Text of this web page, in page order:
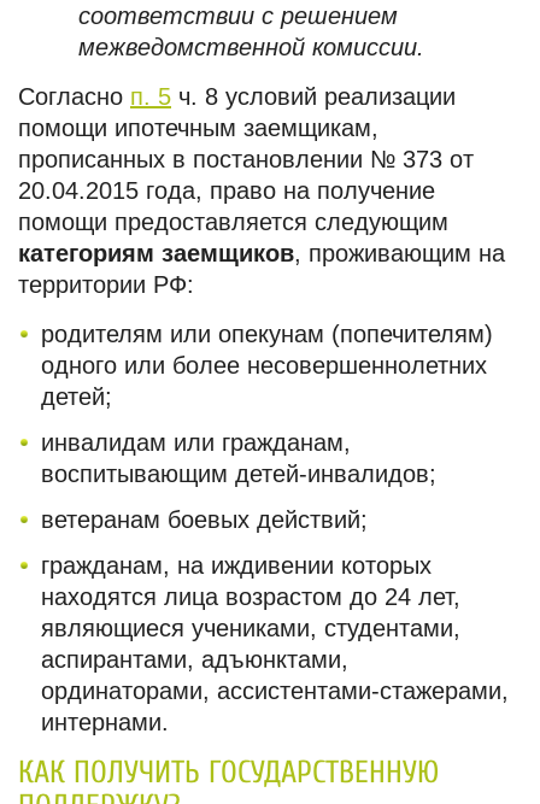
соответствии с решением
межведомственной комиссии.
Согласно п. 5 ч. 8 условий реализации
помощи ипотечным заемщикам,
прописанных в постановлении № 373 от
20.04.2015 года, право на получение
помощи предоставляется следующим
категориям заемщиков, проживающим на
территории РФ:
родителям или опекунам (попечителям)
одного или более несовершеннолетних
детей;
инвалидам или гражданам,
воспитывающим детей-инвалидов;
ветеранам боевых действий;
гражданам, на иждивении которых
находятся лица возрастом до 24 лет,
являющиеся учениками, студентами,
аспирантами, адъюнктами,
ординаторами, ассистентами-стажерами,
интернами.
КАК ПОЛУЧИТЬ ГОСУДАРСТВЕННУЮ